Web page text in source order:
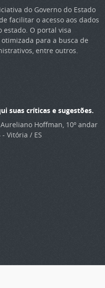
do Governo do Estado
facilitar o acesso aos dados
estado. O portal visa
para a busca de
entre outros.
suas críticas e sugestões.
Aureliano Hoffman, 10º andar
- Vitória / ES